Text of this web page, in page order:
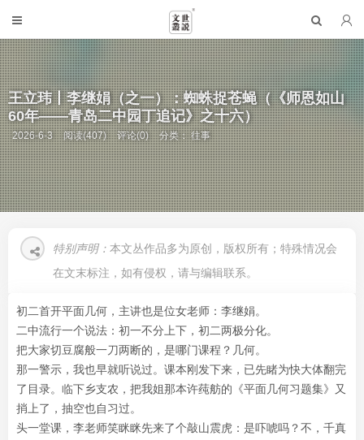
王立玮丨李继娟（之一）：蜘蛛捉苍蝇（《师恩如山
60年——青岛二中园丁追记》之十六）
2026-6-3 阅读(407) 评论(0) 分类：往事
特别声明： 本文丛作品多为原创，版权所有；特殊情况会
在文末标注，如有侵权，请与编辑联系。
初二首开平面几何，主讲也是位女老师：李继娟。
二中流行一个说法：初一不分上下，初二两极分化。
把大家切豆腐般一刀两断的，是哪门课程？几何。
那一警示，我也早就听说过。课本刚发下来，已先睹为快大体翻完
了目录。临下乡支农，把我姐那本许莼舫的《平面几何习题集》又
捎上了，抽空也自习过。
头一堂课，李老师笑眯眯先来了个敲山震虎：是吓唬吗？不，千真